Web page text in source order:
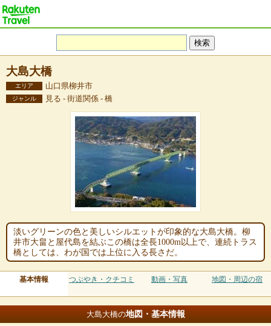
大島大橋
エリア 山口県柳井市
ジャンル 見る - 街道関係 - 橋
淡いグリーンの色と美しいシルエットが印象的な大島大橋。柳
井市大畠と屋代島を結ぶこの橋は全長1000m以上で、連続トラス
橋としては、わが国では上位に入る長さだ。
基本情報 つぶやき・クチコミ 動画・写真 地図・周辺の宿
大島大橋の地図・基本情報